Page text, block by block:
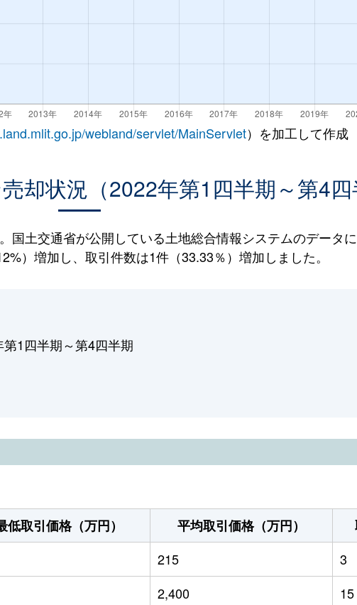
webland/servlet/MainServlet）を加工して作成
却状況（2022年第1四半期～第4四
国土交通省が公開している土地総合情報システムのデータ
）増加し、取引件数は1件（33.33％）増加しました。
1四半期～第4四半期
低取引価格（万円） 平均取引価格（万円）
215
3
2,400 15